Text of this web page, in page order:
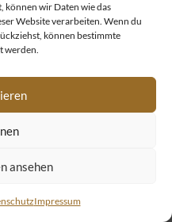
können wir Daten wie das
Website verarbeiten. Wenn du
können bestimmte
werden.
ansehen
Impressum